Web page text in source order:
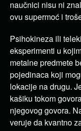
naučnici nisu ni
ovu supermoć i
Psihokineza ili
eksperimenti u
metalne predmete
pojedinaca koji
lokacije na drugu.
kašiku tokom
njegovog govora.
veruje da kvantno